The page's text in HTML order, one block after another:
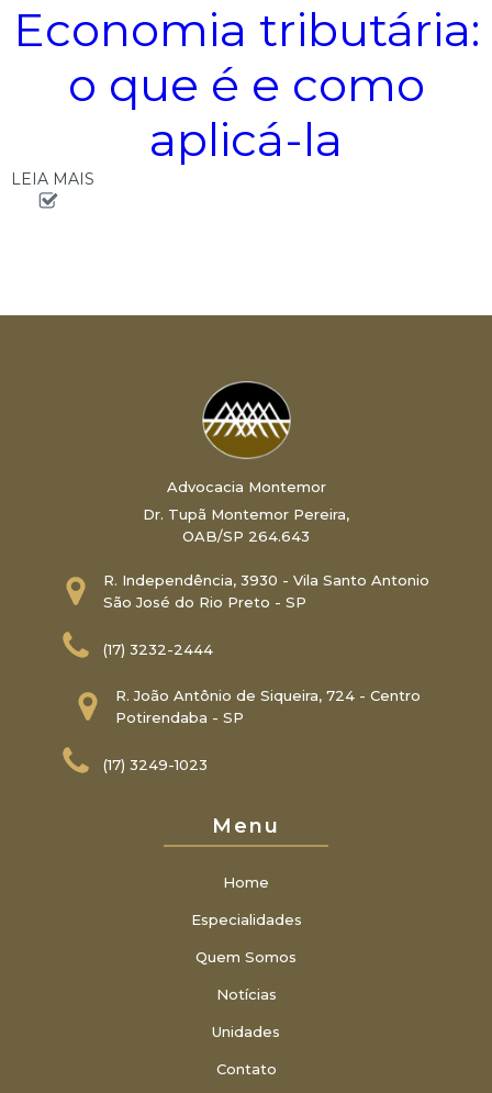
Economia tributária:
o que é e como
aplicá-la
LEIA MAIS
Advocacia Montemor
Dr. Tupã Montemor Pereira,
OAB/SP 264.643
R. Independência, 3930 - Vila Santo Antonio
São José do Rio Preto - SP
(17) 3232-2444
R. João Antônio de Siqueira, 724 - Centro
Potirendaba - SP
(17) 3249-1023
Menu
Home
Especialidades
Quem Somos
Notícias
Unidades
Contato